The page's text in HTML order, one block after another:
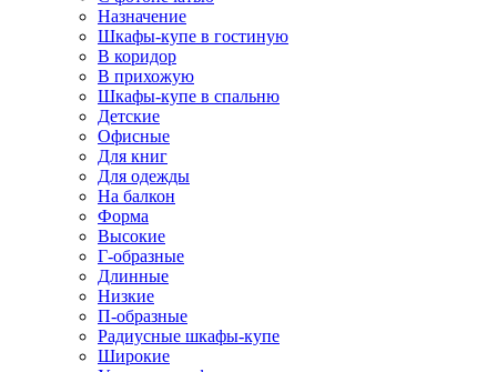
Назначение
Шкафы-купе в гостиную
В коридор
В прихожую
Шкафы-купе в спальню
Детские
Офисные
Для книг
Для одежды
На балкон
Форма
Высокие
Г-образные
Длинные
Низкие
П-образные
Радиусные шкафы-купе
Широкие